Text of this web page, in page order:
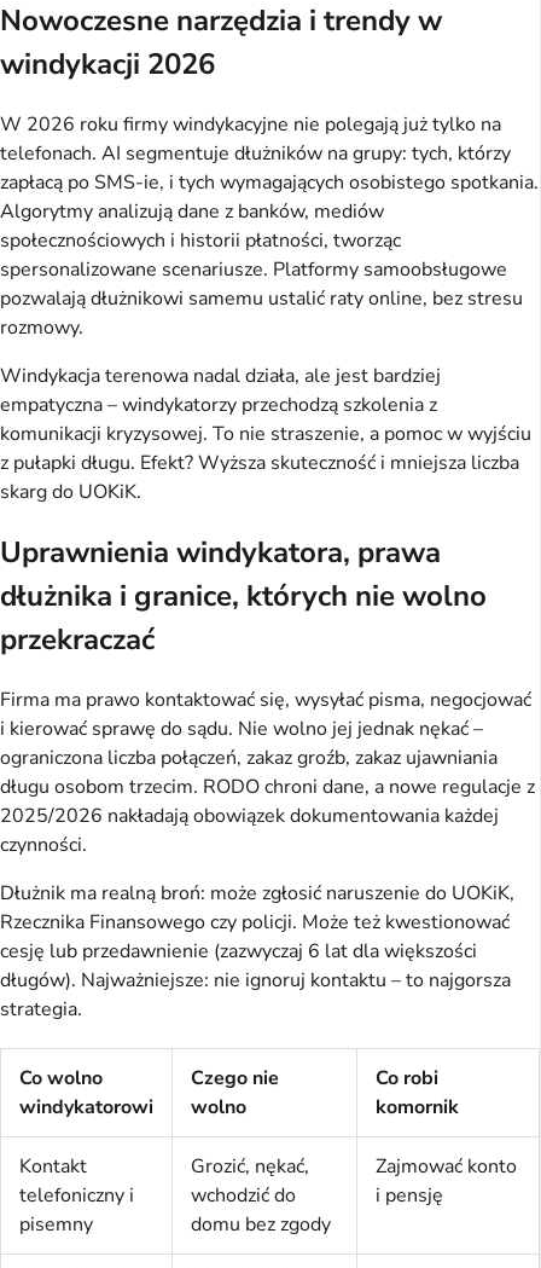
Nowoczesne narzędzia i trendy w
windykacji 2026
W 2026 roku firmy windykacyjne nie polegają już tylko na
telefonach. AI segmentuje dłużników na grupy: tych, którzy
zapłacą po SMS-ie, i tych wymagających osobistego spotkania.
Algorytmy analizują dane z banków, mediów
społecznościowych i historii płatności, tworząc
spersonalizowane scenariusze. Platformy samoobsługowe
pozwalają dłużnikowi samemu ustalić raty online, bez stresu
rozmowy.
Windykacja terenowa nadal działa, ale jest bardziej
empatyczna – windykatorzy przechodzą szkolenia z
komunikacji kryzysowej. To nie straszenie, a pomoc w wyjściu
z pułapki długu. Efekt? Wyższa skuteczność i mniejsza liczba
skarg do UOKiK.
Uprawnienia windykatora, prawa
dłużnika i granice, których nie wolno
przekraczać
Firma ma prawo kontaktować się, wysyłać pisma, negocjować
i kierować sprawę do sądu. Nie wolno jej jednak nękać –
ograniczona liczba połączeń, zakaz groźb, zakaz ujawniania
długu osobom trzecim. RODO chroni dane, a nowe regulacje z
2025/2026 nakładają obowiązek dokumentowania każdej
czynności.
Dłużnik ma realną broń: może zgłosić naruszenie do UOKiK,
Rzecznika Finansowego czy policji. Może też kwestionować
cesję lub przedawnienie (zazwyczaj 6 lat dla większości
długów). Najważniejsze: nie ignoruj kontaktu – to najgorsza
strategia.
Co wolno
windykatorowi
Czego nie
wolno
Co robi
komornik
Kontakt
telefoniczny i
pisemny
Grozić, nękać,
wchodzić do
domu bez zgody
Zajmować konto
i pensję